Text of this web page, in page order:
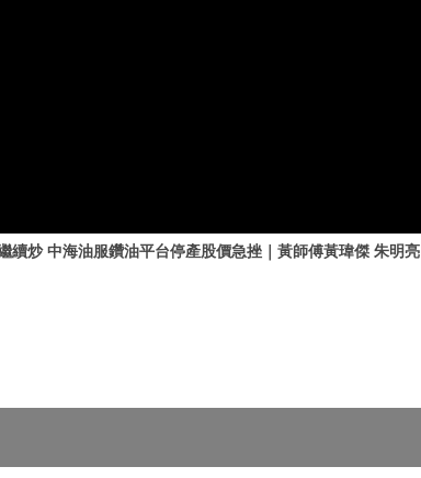
續炒 中海油服鑽油平台停產股價急挫｜黃師傅黃瑋傑 朱明亮